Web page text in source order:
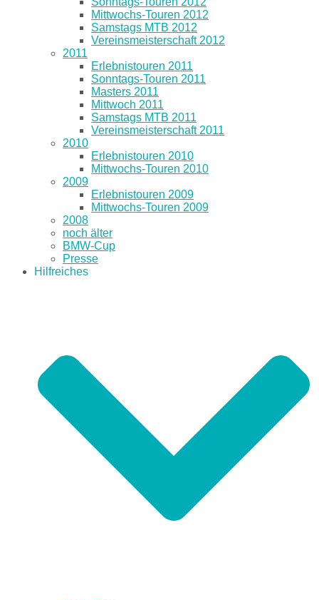
Mittwochs-Touren 2012
Samstags MTB 2012
Vereinsmeisterschaft 2012
2011
Erlebnistouren 2011
Sonntags-Touren 2011
Masters 2011
Mittwoch 2011
Samstags MTB 2011
Vereinsmeisterschaft 2011
2010
Erlebnistouren 2010
Mittwochs-Touren 2010
2009
Erlebnistouren 2009
Mittwochs-Touren 2009
2008
noch älter
BMW-Cup
Presse
Hilfreiches